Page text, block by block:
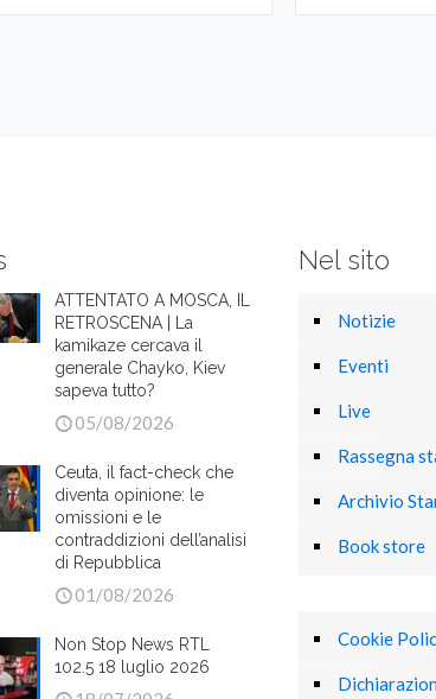
ATTENTATO A MOSCA, IL
RETROSCENA | La
kamikaze cercava il
generale Chayko, Kiev
sapeva tutto?
05/08/2026
Ceuta, il fact-check che
diventa opinione: le
omissioni e le
contraddizioni dell’analisi
di Repubblica
01/08/2026
Non Stop News RTL
102.5 18 luglio 2026
Nel sito
Notizie
Eventi
Live
Rassegna
Archivio
Book store
Cookie